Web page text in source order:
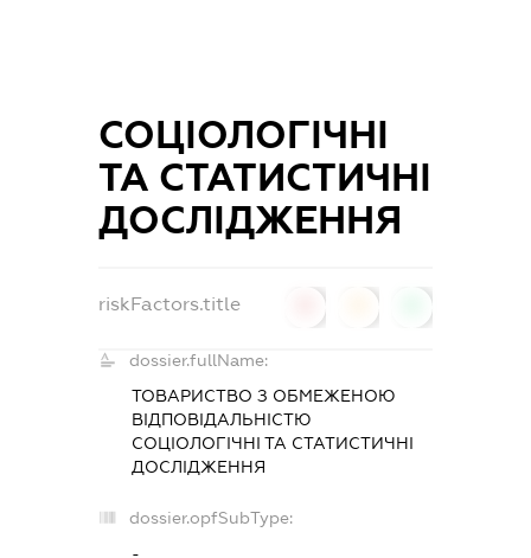
СОЦІОЛОГІЧНІ
ТА СТАТИСТИЧНІ
ДОСЛІДЖЕННЯ
riskFactors.title
dossier.fullName:
ТОВАРИСТВО З ОБМЕЖЕНОЮ
ВІДПОВІДАЛЬНІСТЮ
СОЦІОЛОГІЧНІ ТА СТАТИСТИЧНІ
ДОСЛІДЖЕННЯ
dossier.opfSubType:
-